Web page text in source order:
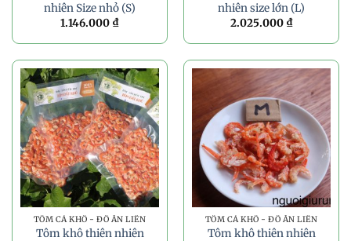
nhiên Size nhỏ (S)
1.146.000 ₫
nhiên size lớn (L)
2.025.000 ₫
TÔM CÁ KHÔ - ĐỒ ĂN LIỀN
Tôm khô thiên nhiên
TÔM CÁ KHÔ - ĐỒ ĂN LIỀN
Tôm khô thiên nhiên